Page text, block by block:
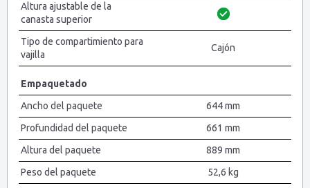
Altura ajustable de la
canasta superior
Tipo de compartimiento para
vajilla
Cajón
Empaquetado
Ancho del paquete
644 mm
Profundidad del paquete
661 mm
Altura del paquete
889 mm
Peso del paquete
52,6 kg